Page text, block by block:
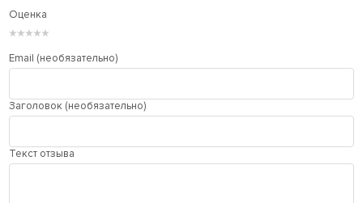
Оценка
★
★
★
★
★
Email (необязательно)
Заголовок (необязательно)
Текст отзыва